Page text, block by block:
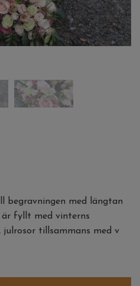
med längtan
fyllt med vinterns
julrosor tillsammans med v